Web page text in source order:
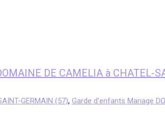
DE CAMELIA à CHATEL-
GERMAIN (57), Garde d'enfants Mariage